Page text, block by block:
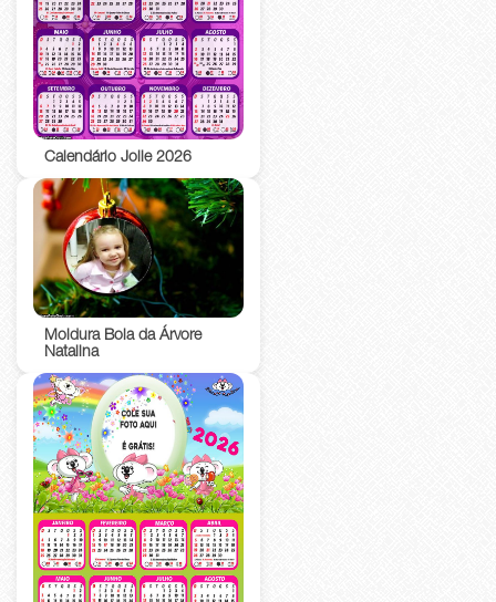
Calendário Jolie 2026
Moldura Bola da Árvore
Natalina